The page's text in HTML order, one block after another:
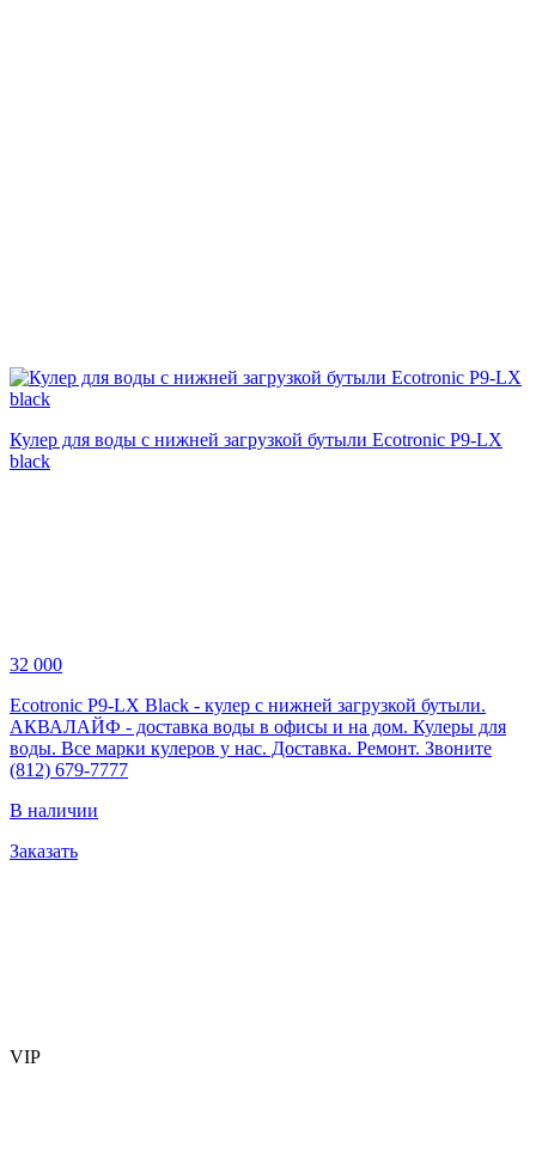
Кулер для воды с нижней загрузкой бутыли Ecotronic P9-LX
black
32 000
Ecotronic P9-LX Black - кулер с нижней загрузкой бутыли.
АКВАЛАЙФ - доставка воды в офисы и на дом. Кулеры для
воды. Все марки кулеров у нас. Доставка. Ремонт. Звоните
(812) 679-7777
В наличии
Заказать
VIP